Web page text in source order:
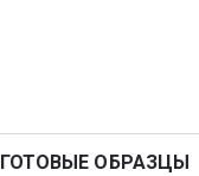
ГОТОВЫЕ ОБРАЗЦЫ